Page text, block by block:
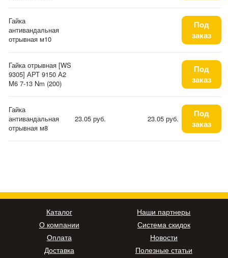
Гайка
антивандальная
отрывная м10
Под
заказ
Гайка отрывная [WS
9305] АРТ 9150 А2
M6 7-13 Nm (200)
Под
заказ
Гайка
антивандальная
отрывная м8
23.05 руб. 23.05 руб.
Под
заказ
Каталог
О компании
Оплата
Доставка
Наши партнеры
Система скидок
Новости
Полезные статьи